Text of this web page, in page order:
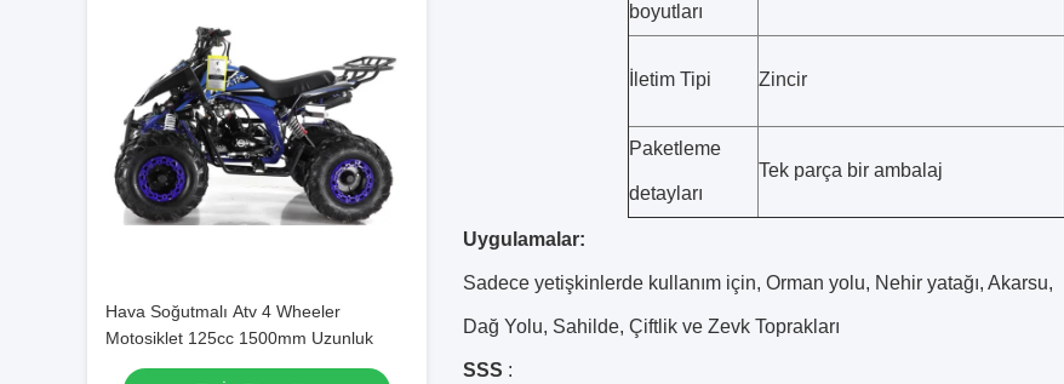
Hava Soğutmalı Atv 4 Wheeler
Motosiklet 125cc 1500mm Uzunluk
boyutları
İletim Tipi Zincir
Paketleme
detayları
Tek parça bir ambalaj
Uygulamalar:
Sadece yetişkinlerde kullanım için, Orman yolu, Nehir yatağı, Akarsu,
Dağ Yolu, Sahilde, Çiftlik ve Zevk Toprakları
SSS :